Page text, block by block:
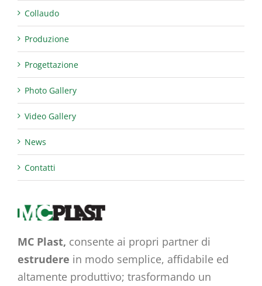
Collaudo
Produzione
Progettazione
Photo Gallery
Video Gallery
News
Contatti
MC Plast, consente ai propri partner di
estrudere in modo semplice, affidabile ed
altamente produttivo; trasformando un